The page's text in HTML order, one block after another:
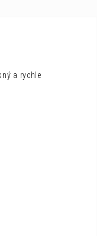
a rychle